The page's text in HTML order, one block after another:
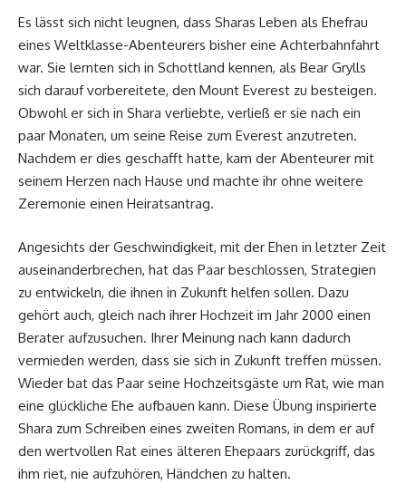
Es lässt sich nicht leugnen, dass Sharas Leben als Ehefrau
eines Weltklasse-Abenteurers bisher eine Achterbahnfahrt
war. Sie lernten sich in Schottland kennen, als Bear Grylls
sich darauf vorbereitete, den Mount Everest zu besteigen.
Obwohl er sich in Shara verliebte, verließ er sie nach ein
paar Monaten, um seine Reise zum Everest anzutreten.
Nachdem er dies geschafft hatte, kam der Abenteurer mit
seinem Herzen nach Hause und machte ihr ohne weitere
Zeremonie einen Heiratsantrag.
Angesichts der Geschwindigkeit, mit der Ehen in letzter Zeit
auseinanderbrechen, hat das Paar beschlossen, Strategien
zu entwickeln, die ihnen in Zukunft helfen sollen. Dazu
gehört auch, gleich nach ihrer Hochzeit im Jahr 2000 einen
Berater aufzusuchen. Ihrer Meinung nach kann dadurch
vermieden werden, dass sie sich in Zukunft treffen müssen.
Wieder bat das Paar seine Hochzeitsgäste um Rat, wie man
eine glückliche Ehe aufbauen kann. Diese Übung inspirierte
Shara zum Schreiben eines zweiten Romans, in dem er auf
den wertvollen Rat eines älteren Ehepaars zurückgriff, das
ihm riet, nie aufzuhören, Händchen zu halten.